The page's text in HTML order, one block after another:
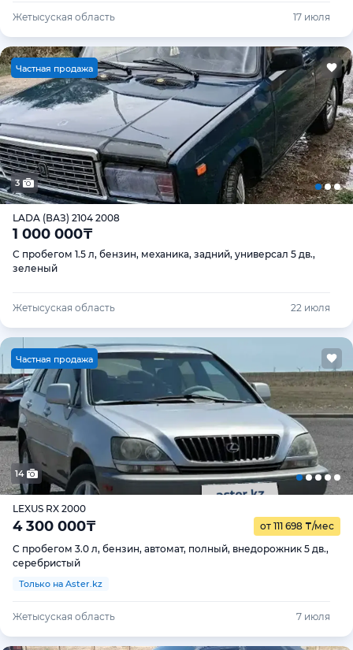
Жетысуская область 17 июля
Частная продажа
3
LADA (ВАЗ) 2104 2008
1 000 000₸
С пробегом 1.5 л, бензин, механика, задний, универсал 5 дв.,
зеленый
Жетысуская область 22 июля
Частная продажа
14
LEXUS RX 2000
4 300 000₸ от 111 698 ₸/мес
С пробегом 3.0 л, бензин, автомат, полный, внедорожник 5 дв.,
серебристый
Только на Aster.kz
Жетысуская область 7 июля